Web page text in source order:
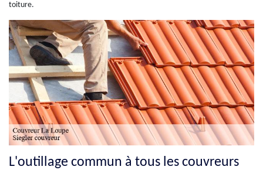
toiture.
L'outillage commun à tous les couvreurs